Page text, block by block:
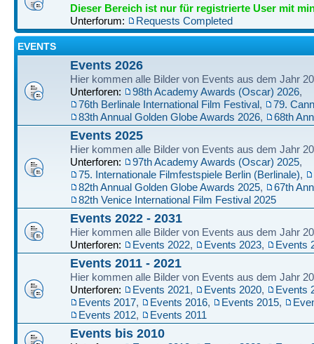
Dieser Bereich ist nur für registrierte User mit
Unterforum:
Requests Completed
EVENTS
Events 2026
Hier kommen alle Bilder von Events aus dem Jahr
Unterforen:
98th Academy Awards (Oscar) 2026,
76th Berlinale International Film Festival,
79.
83th Annual Golden Globe Awards 2026, 68th
Events 2025
Hier kommen alle Bilder von Events aus dem Jahr
Unterforen:
97th Academy Awards (Oscar) 2025,
75. Internationale Filmfestspiele Berlin (Berlinale),
82th Annual Golden Globe Awards 2025,
67th
82th Venice International Film Festival 2025
Events 2022 - 2031
Hier kommen alle Bilder von Events aus dem Jahr
Unterforen:
Events 2022, Events 2023, Events
Events 2011 - 2021
Hier kommen alle Bilder von Events aus dem Jahr
Unterforen:
Events 2021, Events 2020,
Events
Events 2017, Events 2016, Events 2015,
Events 2012, Events 2011
Events bis 2010